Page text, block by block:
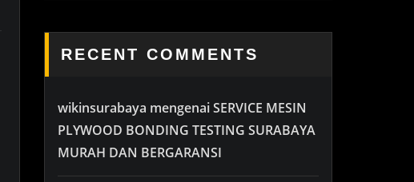
RECENT COMMENTS
wikinsurabaya mengenaiSERVICE MESIN
PLYWOOD BONDING TESTING SURABAYA
MURAH DAN BERGARANSI